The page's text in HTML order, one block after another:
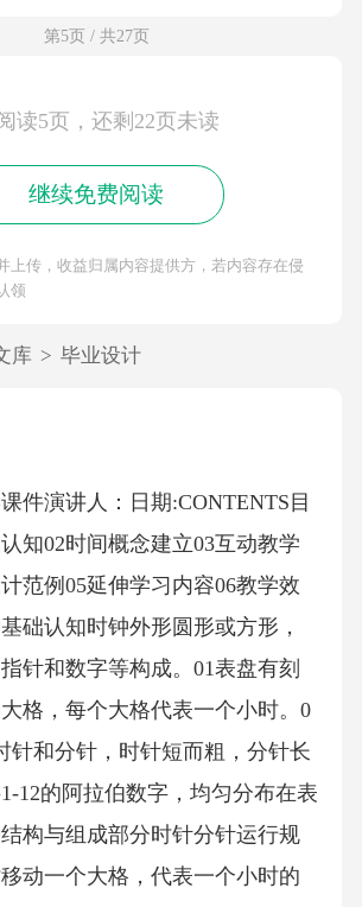
第5页 / 共27页
读5页，还剩22页未读
继续免费阅读
上传，收益归属内容提供方，若内容存在侵
领
库 > 毕业设计
件演讲人：日期:CONTENTS目
知02时间概念建立03互动教学
范例05延伸学习内容06教学效
础认知时钟外形圆形或方形，
针和数字等构成。01表盘有刻
格，每个大格代表一个小时。0
针和分针，时针短而粗，分针长
12的阿拉伯数字，均匀分布在表
构与组成部分时针分针运行规
动一个大格，代表一个小时的